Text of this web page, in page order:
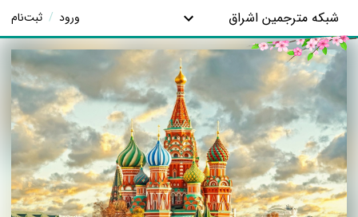
شبکه مترجمین اشراق ورود / ثبت‌نام